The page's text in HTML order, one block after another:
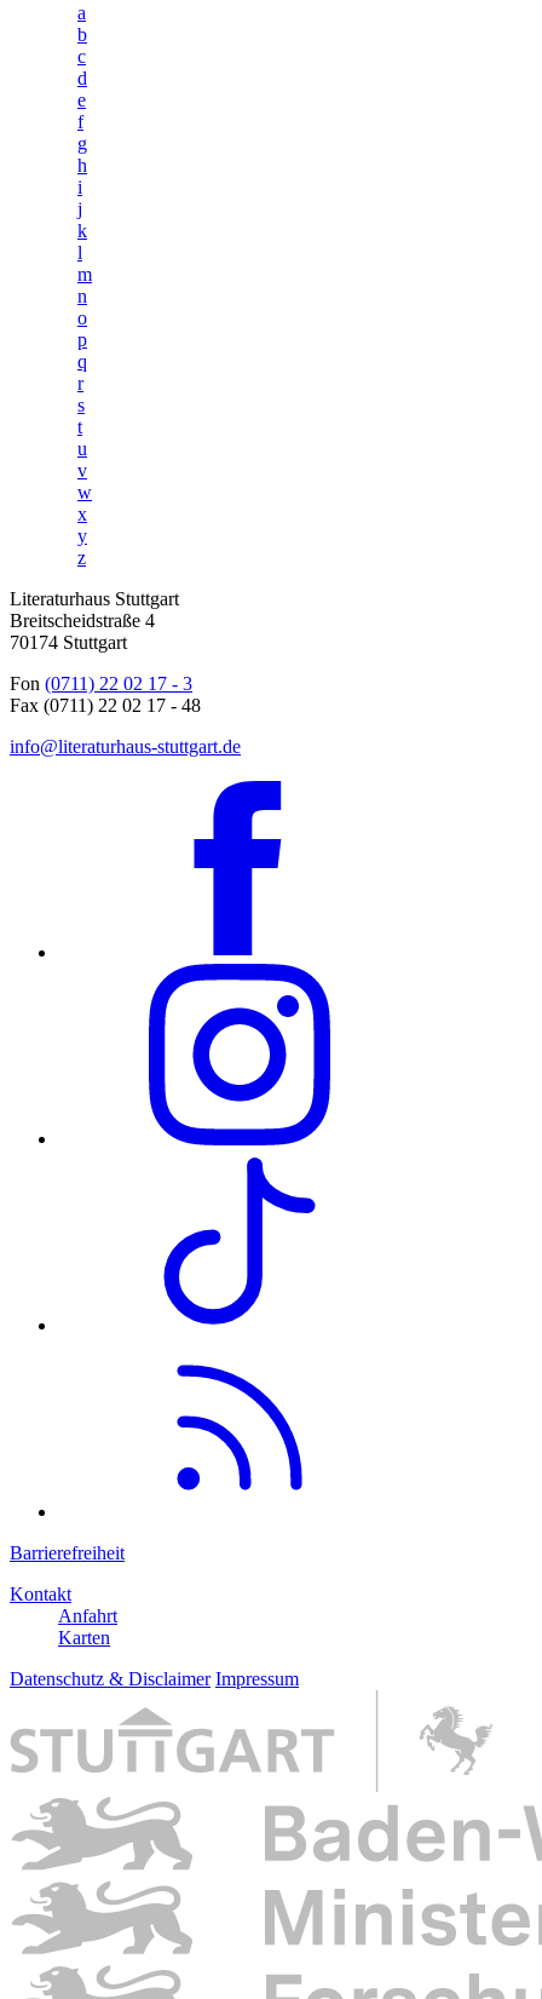
a
b
c
d
e
f
g
h
i
j
k
l
m
n
o
p
q
r
s
t
u
v
w
x
y
z
Literaturhaus Stuttgart
Breitscheidstraße 4
70174 Stuttgart
Fon (0711) 22 02 17 - 3
Fax (0711) 22 02 17 - 48
info@literaturhaus-stuttgart.de
Barrierefreiheit
Kontakt
Anfahrt
Karten
Datenschutz & Disclaimer Impressum